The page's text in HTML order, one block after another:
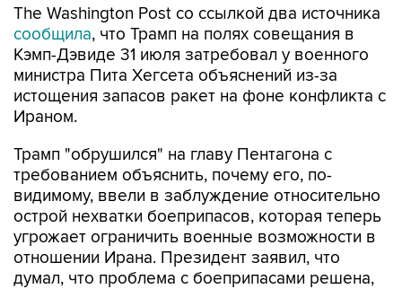
The Washington Post со ссылкой два источника
сообщила, что Трамп на полях совещания в
Кэмп-Дэвиде 31 июля затребовал у военного
министра Пита Хегсета объяснений из-за
истощения запасов ракет на фоне конфликта с
Ираном.
Трамп "обрушился" на главу Пентагона с
требованием объяснить, почему его, по-
видимому, ввели в заблуждение относительно
острой нехватки боеприпасов, которая теперь
угрожает ограничить военные возможности в
отношении Ирана. Президент заявил, что
думал, что проблема с боеприпасами решена,